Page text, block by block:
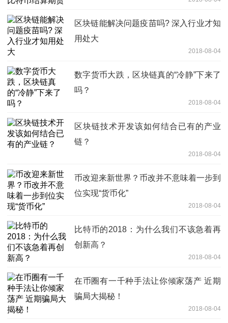
区块链能解决问题疫苗吗? 深入行业才知
用处大
2018-08-04
数字货币大跌，区块链真的“冷静”下来了
吗？
2018-08-04
区块链技术开发该如何结合已有的产业
链？
2018-08-04
币改迎来新世界？币改并不意味着一步到
位实现“货币化”
2018-08-04
比特币的2018：为什么我们不该急着再
创新高？
2018-08-04
在币圈有一千种手法让你倾家荡产 近期
骗局大揭秘！
2018-08-04